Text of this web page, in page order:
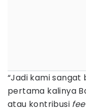
“Jadi kami
pertama kalinya
atau kontribusi